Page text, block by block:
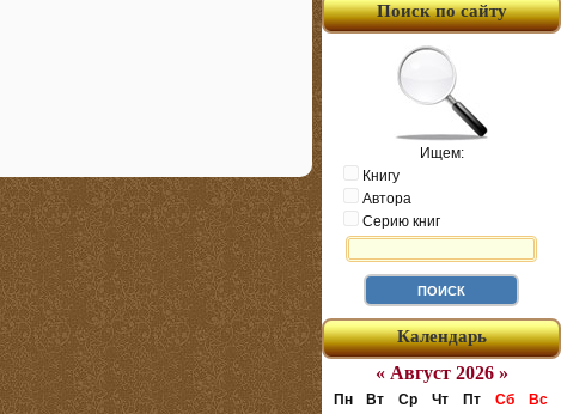
Поиск по сайту
Ищем:
Книгу
Автора
Серию книг
Календарь
« Август 2026 »
Пн Вт Ср Чт Пт Сб Вс